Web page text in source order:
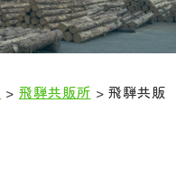
> 飛騨共販所 >飛騨共販